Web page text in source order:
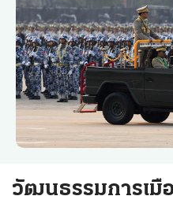
วัฒนธรรมการเมื